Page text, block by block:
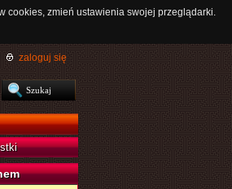
cookies, zmień ustawienia swojej przeglądarki.
zaloguj się